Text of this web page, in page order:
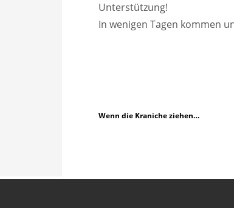
Unterstützung!
In wenigen Tagen kommen
Wenn die Kraniche ziehen…